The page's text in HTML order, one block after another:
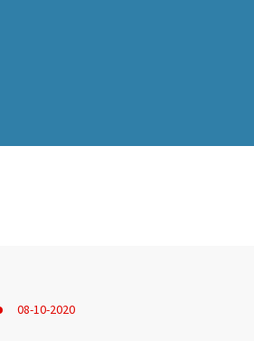
08-10-2020